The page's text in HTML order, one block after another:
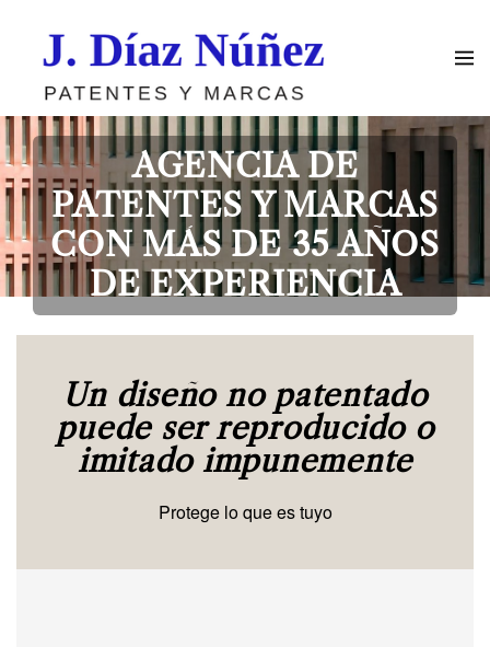
Skip to main content
AGENCIA DE
PATENTES Y MARCAS
CON MÁS DE 35 AÑOS
DE EXPERIENCIA
Un diseño no patentado
puede ser reproducido o
imitado impunemente
Protege lo que es tuyo